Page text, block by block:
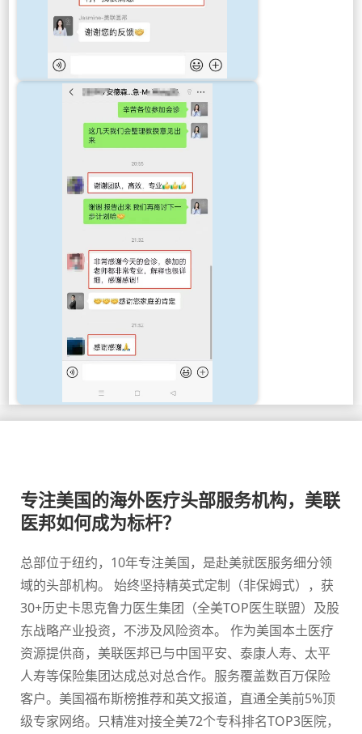
专注美国的海外医疗头部服务机构，美联
医邦如何成为标杆？
总部位于纽约，10年专注美国，是赴美就医服务细分领
域的头部机构。 始终坚持精英式定制（非保姆式），获
30+历史卡思克鲁力医生集团（全美TOP医生联盟）及股
东战略产业投资，不涉及风险资本。 作为美国本土医疗
资源提供商，美联医邦已与中国平安、泰康人寿、太平
人寿等保险集团达成总对总合作。服务覆盖数百万保险
客户。美国福布斯榜推荐和英文报道，直通全美前5%顶
级专家网络。只精准对接全美72个专科排名TOP3医院，